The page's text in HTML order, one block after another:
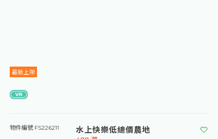
最新上架
物件編號 FS226211 水上快樂低總價農地